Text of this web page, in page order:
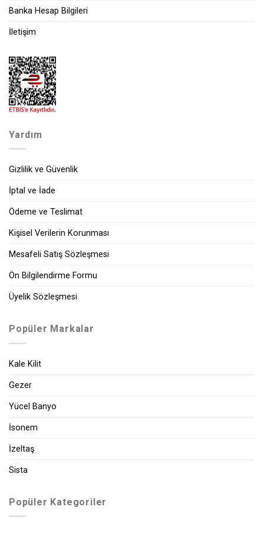
Banka Hesap Bilgileri
İletişim
Yardım
Gizlilik ve Güvenlik
İptal ve İade
Ödeme ve Teslimat
Kişisel Verilerin Korunması
Mesafeli Satış Sözleşmesi
Ön Bilgilendirme Formu
Üyelik Sözleşmesi
Popüler Markalar
Kale Kilit
Gezer
Yücel Banyo
İsonem
İzeltaş
Sista
Popüler Kategoriler